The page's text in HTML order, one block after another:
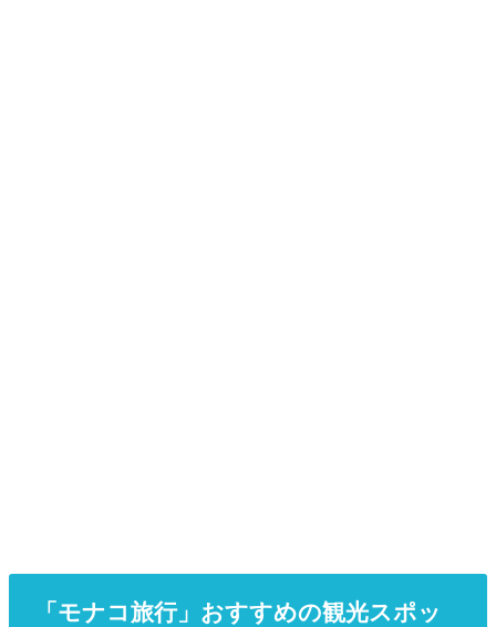
「モナコ旅行」おすすめの観光スポッ